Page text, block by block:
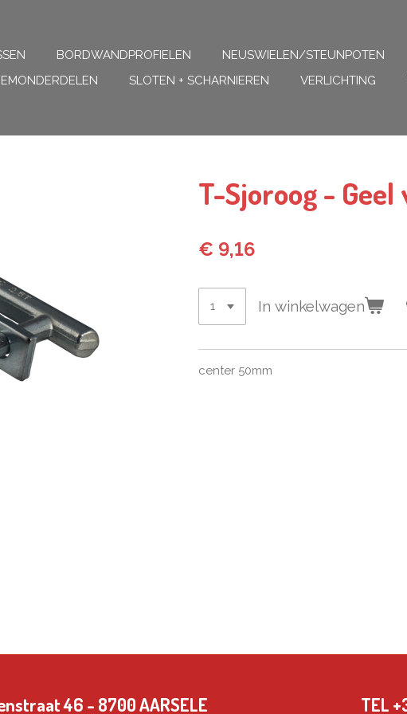
BORDWANDPROFIELEN NEUSWIELEN/STEUNPOTEN
SLOTEN + SCHARNIEREN VERLICHTING
T-Sjoroog -
€ 9,16
In winkelwagen
center 50mm
46 - 8700 AARSELE TEL +32